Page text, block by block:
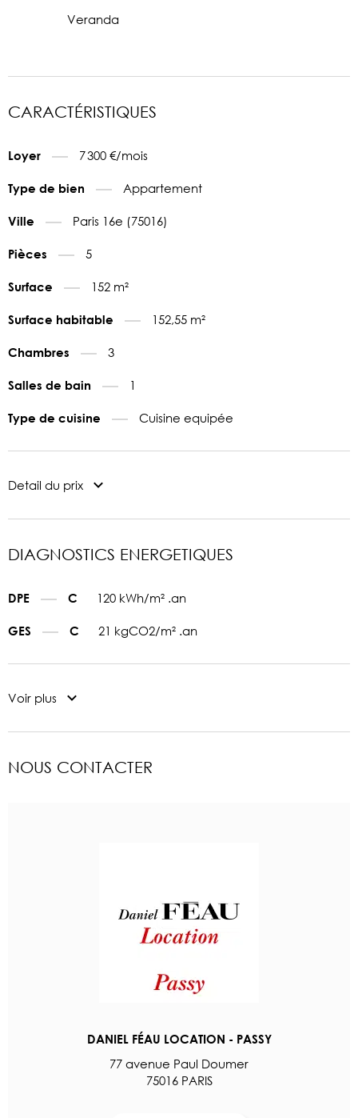
Veranda
CARACTÉRISTIQUES
Loyer 7 300 €/mois
Type de bien Appartement
Ville Paris 16e (75016)
Pièces 5
Surface 152 m²
Surface habitable 152,55 m²
Chambres 3
Salles de bain 1
Type de cuisine Cuisine equipée
Detail du prix
DIAGNOSTICS ENERGETIQUES
DPE C 120 kWh/m² .an
GES C 21 kgCO2/m² .an
Voir plus
NOUS CONTACTER
DANIEL FÉAU LOCATION - PASSY
77 avenue Paul Doumer
75016 PARIS